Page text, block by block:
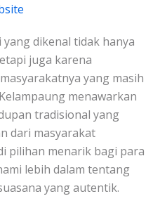
dikenal tidak hanya
juga karena
yang masih
menawarkan
tradisional yang
dari masyarakat
pilihan menarik bagi para
lebih dalam tentang
yang autentik.